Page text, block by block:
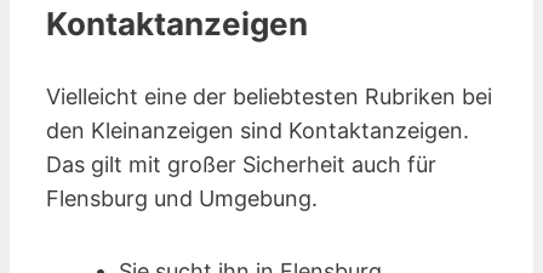
Kontaktanzeigen
Vielleicht eine der beliebtesten Rubriken bei
den Kleinanzeigen sind Kontakt­anzeigen.
Das gilt mit großer Sicherheit auch für
Flensburg und Umgebung.